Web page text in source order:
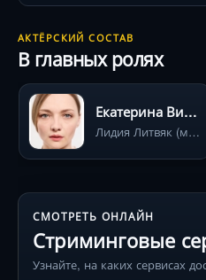
АКТЁРСКИЙ СОСТАВ
В главных ролях
Екатерина Вилкова
Лидия Литвяк (механик-самоучка, стрелок-радист)
СМОТРЕТЬ ОНЛАЙН
Стриминговые
Узнайте, на каких сервисах